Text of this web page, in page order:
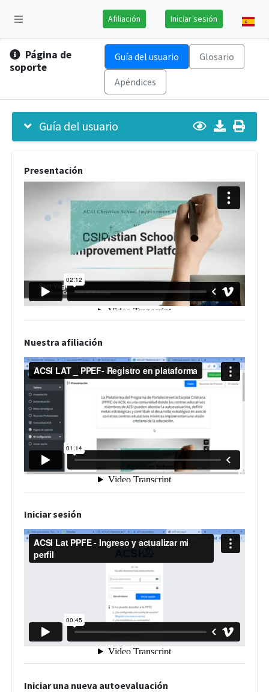
Afiliación Iniciar sesión
Página de
soporte
Guía del usuario Glosario
Apéndices
Guía del usuario
Presentación
Nuestra afiliación
Iniciar sesión
Iniciar una nueva autoevaluación